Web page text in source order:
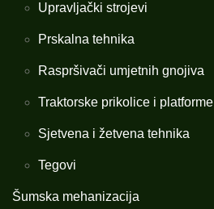
Upravljački strojevi
Prskalna tehnika
Raspršivači umjetnih gnojiva
Traktorske prikolice i platforme
Sjetvena i žetvena tehnika
Tegovi
Šumska mehanizacija